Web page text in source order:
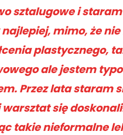
sztalugowe i staram
mimo, że
plastycznego,
ale jestem
Przez lata staram
się
takie nieformalne